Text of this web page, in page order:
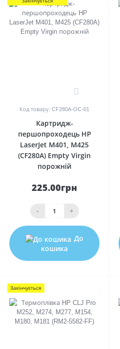
0
Код товару: CF280A-OC-01
Картридж-
першопроходець HP
LaserJet M401, M425
(CF280A) Empty Virgin
порожній
225.00грн
- +
До
кошика
Закінчується